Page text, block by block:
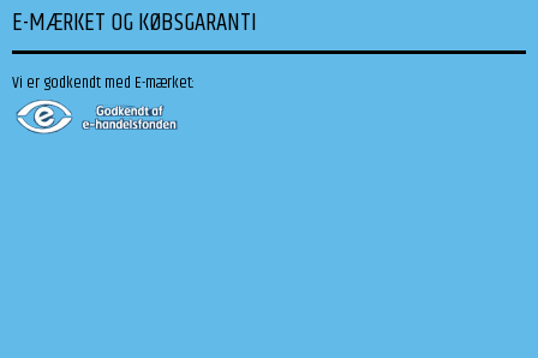
E-MÆRKET OG KØBSGARANTI
Vi er godkendt med E-mærket: